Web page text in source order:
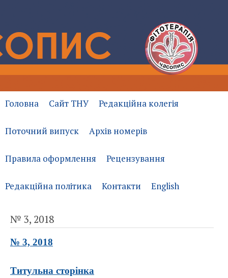
Головна Сайт ТНУ Редакційна колегія
Поточний випуск Архів номерів
Правила оформлення Рецензування
Редакційна політика Контакти English
№ 3, 2018
№ 3, 2018
Титульна сторінка